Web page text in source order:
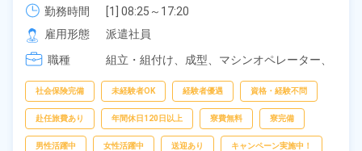
勤務時間
[1] 08:25～17:20
[2] 20:30～05:45
雇用形態
派遣社員
職種
組立・組付け、 成型、 マシンオペレーター、
梱包
社会保険完備 未経験者OK 経験者優遇 資格・経験不問
赴任旅費あり 年間休日120日以上 寮費無料 寮完備
男性活躍中 女性活躍中 送迎あり キャンペーン実施中！